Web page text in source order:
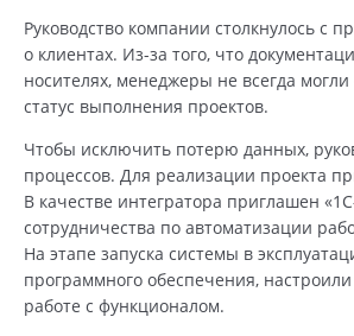
Руководство компании столкнулось с
о клиентах. Из-за того, что
носителях, менеджеры не всегда
статус выполнения проектов.
Чтобы исключить потерю данных,
процессов. Для реализации проекта
В качестве интегратора приглашен
сотрудничества по автоматизации
На этапе запуска системы в
программного обеспечения,
работе с функционалом.